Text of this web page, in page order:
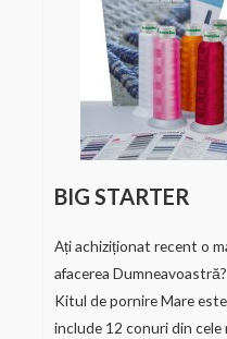
BIG STARTER
Ați achiziționat recent o
afacerea Dumneavoastră?
Kitul de pornire Mare
include 12 conuri din cele